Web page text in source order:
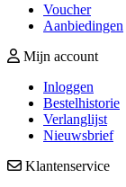
Voucher
Aanbiedingen
Mijn account
Inloggen
Bestelhistorie
Verlanglijst
Nieuwsbrief
Klantenservice